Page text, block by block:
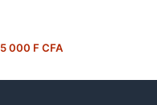
5 000 F CFA